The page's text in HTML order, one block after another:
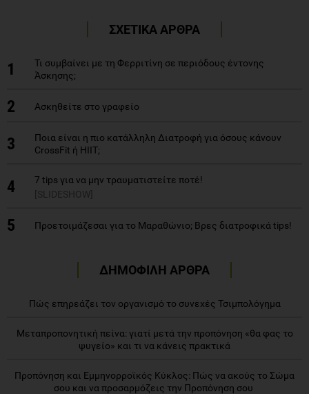
ΣΧΕΤΙΚΑ ΑΡΘΡΑ
1
Τι συμβαίνει με τη Φερριτίνη σε περιόδους έντονης
Άσκησης;
2 Ασκηθείτε στο γραφείο
3
Ποια είναι η πιο κατάλληλη Διατροφή για όσους κάνουν
CrossFit ή HIIT;
4
7 tips για να μην τραυματιστείτε ποτέ!
[SLIDESHOW]
5 Προετοιμάζεσαι για το Μαραθώνιο; Βρες διατροφικά tips!
ΔΗΜΟΦΙΛΗ ΑΡΘΡΑ
Πώς επηρεάζει τον οργανισμό το συνεχές Τσιμπολόγημα
Μεταπροπονητική πείνα: γιατί μετά την προπόνηση «θα φας το
ψυγείο» και τι να κάνεις πρακτικά
Προπόνηση και Εμμηνορροϊκός Κύκλος: Πώς να ακούς το Σώμα
σου και να προσαρμόζεις την Προπόνηση σου